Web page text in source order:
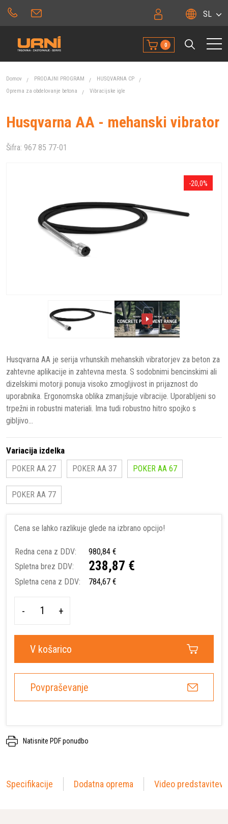
SL
0
Domov PRODAJNI PROGRAM
HUSQVARNA CP
Oprema za obdelovanje betona
Vibracijske igle
Husqvarna AA - mehanski vibrator
Šifra: 967 85 77-01
Husqvarna AA je serija vrhunskih mehanskih vibratorjev za beton za
zahtevne aplikacije in zahtevna mesta. S sodobnimi bencinskimi ali
dizelskimi motorji ponuja visoko zmogljivost in prijaznost do
uporabnika. Ergonomska oblika zmanjšuje vibracije. Uporabljeni so
trpežni in robustni materiali. Ima tudi robustno hitro spojko s
gibljivo...
Variacija izdelka
POKER AA 27 POKER AA 37 POKER AA 67
POKER AA 77
-20,0%
Cena se lahko razlikuje glede na izbrano opcijo!
Redna cena z DDV:
980,84 €
Spletna brez DDV:
238,87 €
Spletna cena z DDV: 784,67 €
- +
V košarico
Povpraševanje
Natisnite PDF ponudbo
Specifikacije Dodatna oprema Video predstavitev